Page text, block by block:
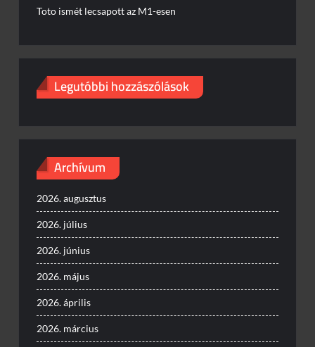
Toto ismét lecsapott az M1-esen
Legutóbbi hozzászólások
Archívum
2026. augusztus
2026. július
2026. június
2026. május
2026. április
2026. március